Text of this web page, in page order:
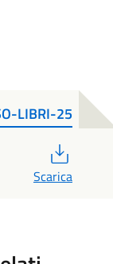
LIBRI-25
Scarica